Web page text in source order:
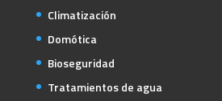
Climatización
Domótica
Bioseguridad
Tratamientos de agua